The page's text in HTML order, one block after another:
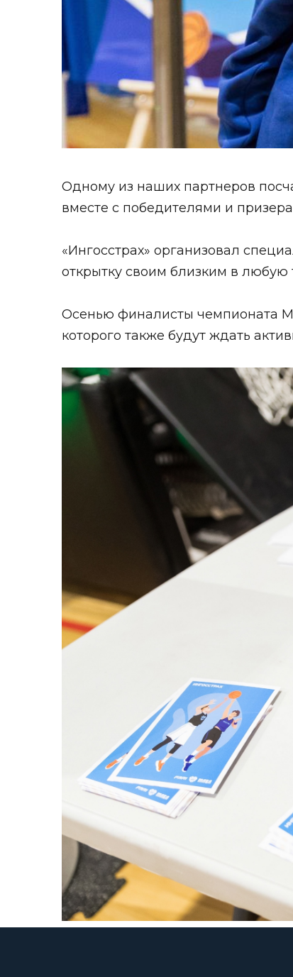
Одному из наших партнеров
вместе с победителями и
«Ингосстрах» организовал
открытку своим близким в любую
Осенью финалисты чемпионата
которого также будут ждать